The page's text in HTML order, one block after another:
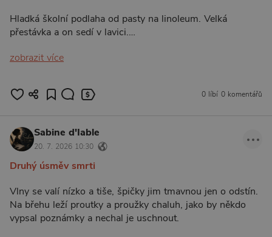
Hladká školní podlaha od pasty na linoleum. Velká
přestávka a on sedí v lavici.…
zobrazit více
0 líbí 0 komentářů
Sabine d'Iable
20. 7. 2026 10:30
Druhý úsměv smrti
Vlny se valí nízko a tiše, špičky jim tmavnou jen o odstín.
Na břehu leží proutky a proužky chaluh, jako by někdo
vypsal poznámky a nechal je uschnout.